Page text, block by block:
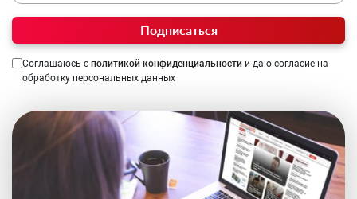
Подписаться
Соглашаюсь с политикой конфиденциальности и даю согласие на
обработку персональных данных